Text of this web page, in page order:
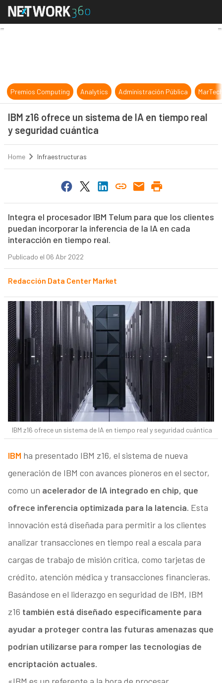
IBM z16 ofrece un sistema de IA
Premios Computing Analytics Administración Pública
IBM z16 ofrece un sistema de IA en tiempo real
y seguridad cuántica
Home Infraestructuras
Integra el procesador IBM Telum para que los clientes
puedan incorporar la inferencia de la IA en cada
interacción en tiempo real.
Publicado el 06 Abr 2022
Redacción Data Center Market
IBM z16 ofrece un sistema de IA en tiempo real y seguridad cuántica
IBMha presentado IBM z16, el sistema de nueva
generación de IBM con avances pioneros en el sector,
como un acelerador de IA integrado en chip, que
ofrece inferencia optimizada para la latencia. Esta
innovación está diseñada para permitir a los clientes
analizar transacciones en tiempo real a escala para
cargas de trabajo de misión crítica, como tarjetas de
crédito, atención médica y transacciones financieras.
Basándose en el liderazgo en seguridad de IBM, IBM
z16 también está diseñado específicamente para
ayudar a proteger contra las futuras amenazas que
podrían utilizarse para romper las tecnologías de
encriptación actuales.